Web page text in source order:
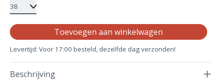
Toevoegen aan winkelwagen
Levertijd: Voor 17:00 besteld, dezelfde dag verzonden!
Beschrijving